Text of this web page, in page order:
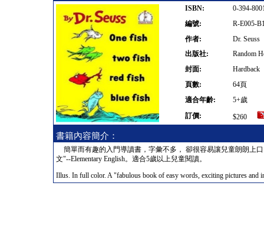
ISBN:
0-394-
編號:
R-E005-
作者:
Dr. Seuss
出版社:
Random
封面:
Hardback
頁數:
64頁
適合年齡:
5+歲
訂價:
$260
書籍內容簡介：
簡單而有趣的入門導讀書，字彙不多， 卻很容易讓兒童朗朗上
文"--Elementary English。適合5歲以上兒童閱讀。
Illus. In full color. A "fabulous book of easy words, exciting pictures and